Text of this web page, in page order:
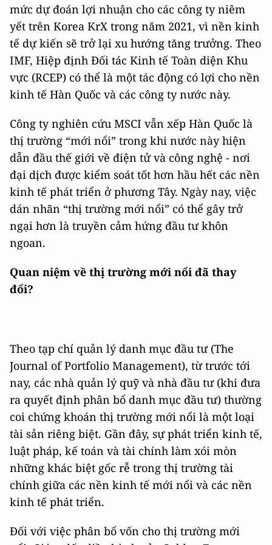
mức dự đoán lợi nhuận cho các công ty niêm
yết trên Korea KrX trong năm 2021, vì nền kinh
tế dự kiến ​​sẽ trở lại xu hướng tăng trưởng. Theo
IMF, Hiệp định Đối tác Kinh tế Toàn diện Khu
vực (RCEP) có thể là một tác động có lợi cho nền
kinh tế Hàn Quốc và các công ty nước này.
Công ty nghiên cứu MSCI vẫn xếp Hàn Quốc là
thị trường “mới nổi” trong khi nước này hiện
dẫn đầu thế giới về điện tử và công nghệ - nơi
đại dịch được kiểm soát tốt hơn hầu hết các nền
kinh tế phát triển ở phương Tây. Ngày nay, việc
dán nhãn “thị trường mới nổi” có thể gây trở
ngại hơn là truyền cảm hứng đầu tư khôn
ngoan.
Quan niệm về thị trường mới nổi đã thay
đổi?
Theo tạp chí quản lý danh mục đầu tư (The
Journal of Portfolio Management), từ trước tới
nay, các nhà quản lý quỹ và nhà đầu tư (khi đưa
ra quyết định phân bổ danh mục đầu tư) thường
coi chứng khoán thị trường mới nổi là một loại
tài sản riêng biệt. Gần đây, sự phát triển kinh tế,
luật pháp, kế toán và tài chính làm xói mòn
những khác biệt gốc rễ trong thị trường tài
chính giữa các nền kinh tế mới nổi và các nền
kinh tế phát triển.
Đối với việc phân bổ vốn cho thị trường mới